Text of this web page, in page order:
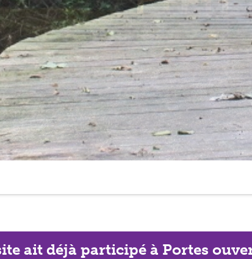
ait déjà participé à Portes